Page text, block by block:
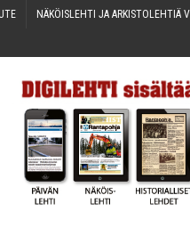
NÄKÖIS­LEH­TI JA ARKIS­TO­LEH­TIÄ